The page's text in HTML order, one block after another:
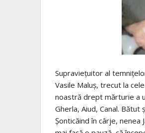
Supraviețuitor al
Vasile Maluș, trecut la
noastră drept mărturie a
Gherla, Aiud, Canal.
Șonticăind în cârje, nenea